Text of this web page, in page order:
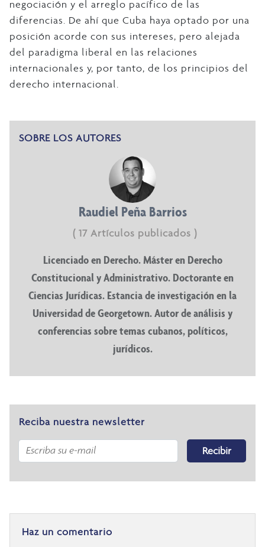
negociación y el arreglo pacífico de las
diferencias. De ahí que Cuba haya optado por una
posición acorde con sus intereses, pero alejada
del paradigma liberal en las relaciones
internacionales y, por tanto, de los principios del
derecho internacional.
SOBRE LOS AUTORES
Raudiel Peña Barrios
( 17 Artículos publicados )
Licenciado en Derecho. Máster en Derecho
Constitucional y Administrativo. Doctorante en
Ciencias Jurídicas. Estancia de investigación en la
Universidad de Georgetown. Autor de análisis y
conferencias sobre temas cubanos, políticos,
jurídicos.
Reciba nuestra newsletter
Recibir
Haz un comentario